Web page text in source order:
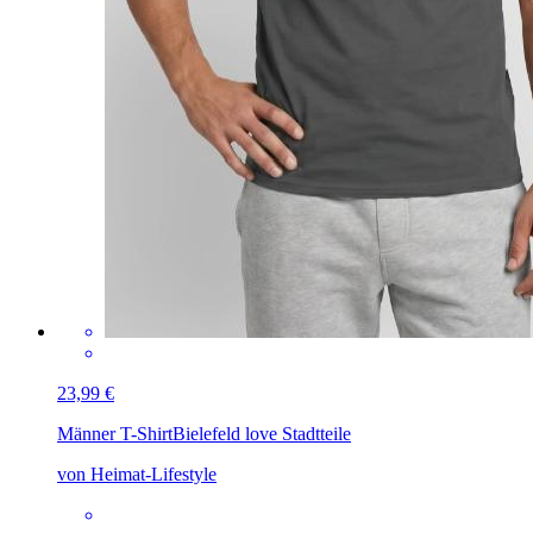
23,99 €
Männer T-ShirtBielefeld love Stadtteile
von Heimat-Lifestyle